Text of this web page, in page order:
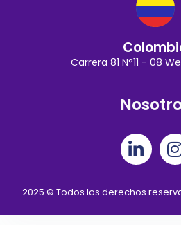
Carrera 81 N°11 - 08
2025 © Todos los derechos